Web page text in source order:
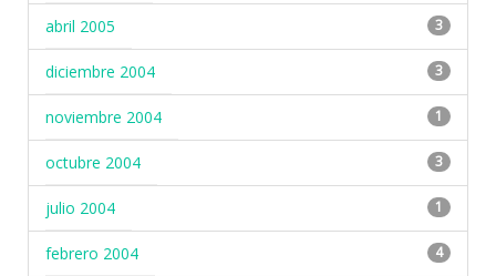
abril 2005 3
diciembre 2004 3
noviembre 2004 1
octubre 2004 3
julio 2004 1
febrero 2004 4